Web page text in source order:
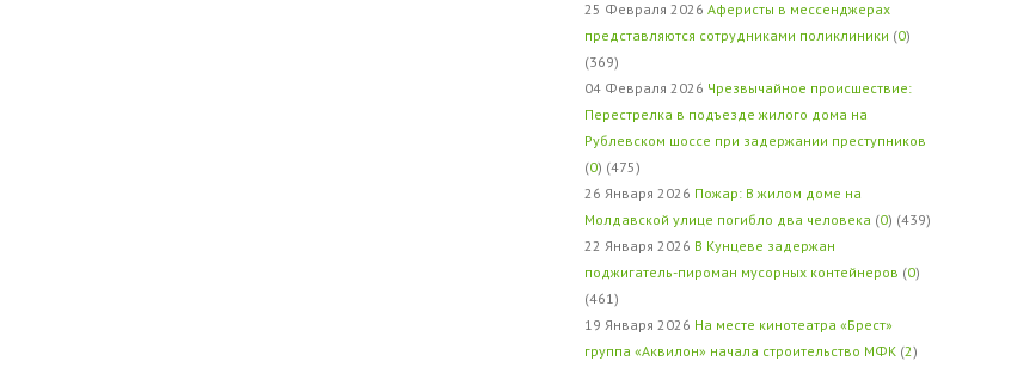
25 Февраля 2026 Аферисты в мессенджерах
представляются сотрудниками поликлиники (0)
(369)
04 Февраля 2026 Чрезвычайное происшествие:
Перестрелка в подъезде жилого дома на
Рублевском шоссе при задержании преступников
(0) (475)
26 Января 2026 Пожар: В жилом доме на
Молдавской улице погибло два человека (0) (439)
22 Января 2026 В Кунцеве задержан
поджигатель-пироман мусорных контейнеров (0)
(461)
19 Января 2026 На месте кинотеатра «Брест»
группа «Аквилон» начала строительство МФК (2)